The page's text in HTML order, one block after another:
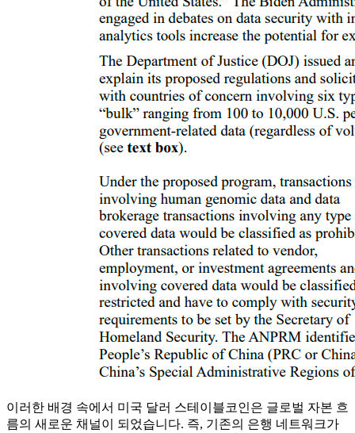
이러한 배경 속에서 미국 달러 스테이블코인은 글로벌 자본 흐
름의 새로운 채널이 되었습니다. 즉, 기존의 은행 네트워크가